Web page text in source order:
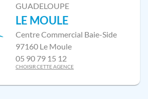
GUADELOUPE
LE MOULE
Centre Commercial Baie-Side
97160 Le Moule
05 90 79 15 12
CHOISIR CETTE AGENCE